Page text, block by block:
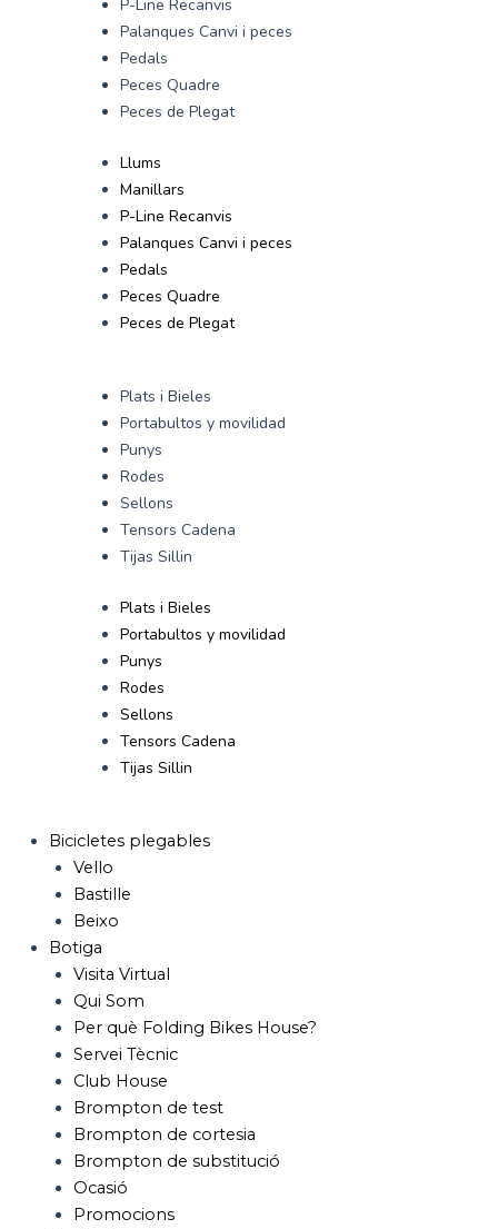
P-Line Recanvis
Palanques Canvi i peces
Pedals
Peces Quadre
Peces de Plegat
Llums
Manillars
P-Line Recanvis
Palanques Canvi i peces
Pedals
Peces Quadre
Peces de Plegat
Plats i Bieles
Portabultos y movilidad
Punys
Rodes
Sellons
Tensors Cadena
Tijas Sillin
Plats i Bieles
Portabultos y movilidad
Punys
Rodes
Sellons
Tensors Cadena
Tijas Sillin
Bicicletes plegables
Vello
Bastille
Beixo
Botiga
Visita Virtual
Qui Som
Per què Folding Bikes House?
Servei Tècnic
Club House
Brompton de test
Brompton de cortesia
Brompton de substitució
Ocasió
Promocions